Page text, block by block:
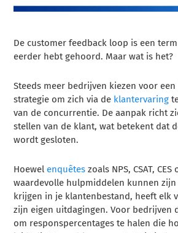
De customer feedback loop is een
eerder hebt gehoord. Maar wat is het?
Steeds meer bedrijven kiezen voor
strategie om zich via de klantervaring
van de concurrentie. De aanpak richt
stellen van de klant, wat betekent dat
wordt gesloten.
Hoewel enquêtes zoals NPS, CSAT, CES
waardevolle hulpmiddelen kunnen
krijgen in je klantenbestand, heeft elk
zijn eigen uitdagingen. Voor bedrijven
om responspercentages te halen die